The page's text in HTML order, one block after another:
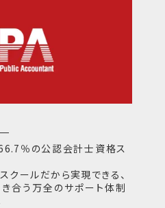
％の公認会計士資格ス
クールだから実現できる、
合う万全のサポート体制